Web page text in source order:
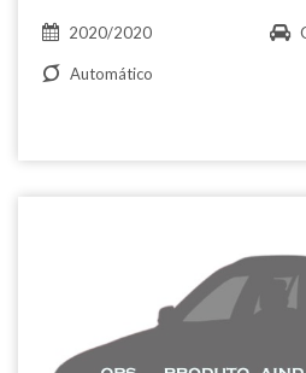
2020/2020
Automático